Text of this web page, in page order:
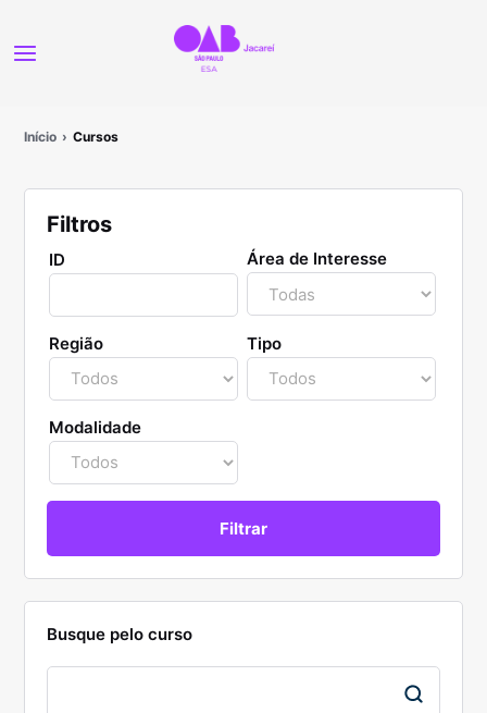
Início Cursos
Filtros
ID Área de Interesse
Região Tipo
Modalidade
Busque pelo curso